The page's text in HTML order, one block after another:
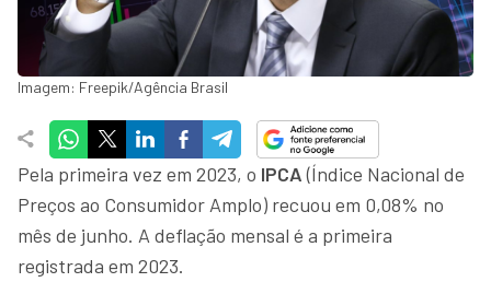
Imagem: Freepik/Agência Brasil
Pela primeira vez em 2023, o IPCA(Índice Nacional de
Preços ao Consumidor Amplo) recuou em 0,08% no
mês de junho. A deflação mensal é a primeira
registrada em 2023.